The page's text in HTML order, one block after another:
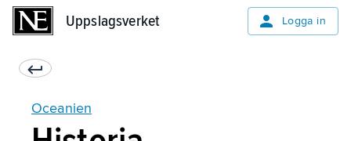
Uppslagsverket Logga in
Oceanien